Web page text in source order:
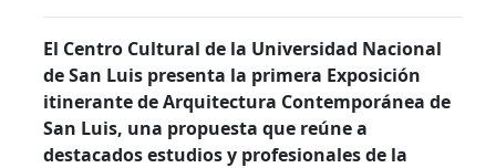
El Centro Cultural de la Universidad Nacional
de San Luis presenta la primera Exposición
itinerante de Arquitectura Contemporánea de
San Luis, una propuesta que reúne a
destacados estudios y profesionales de la